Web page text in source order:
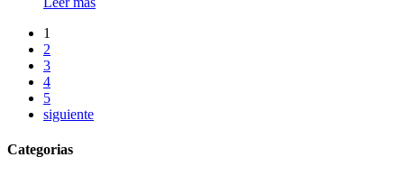
1
2
3
4
5
siguiente
Categorias